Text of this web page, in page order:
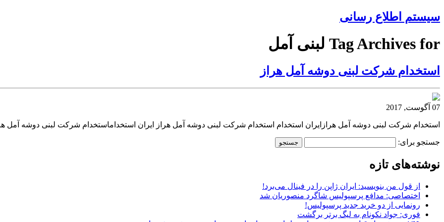
سیستم اطلاع رسانی
Tag Archives for لبنی آمل
استخدام شرکت لبنی دوشه آمل هراز
07 آگوست, 2017
استخدام شرکت لبنی دوشه آمل هرازایران استخدام استخدام شرکت لبنی دوشه آمل هراز ایران استخداماستخدام شرکت لبنی دوشه آمل
جستجو برای:
نوشته‌های تازه
از قول من بنویسید: ایران ژاپن را در فینال می‌برد!
اختصاصی: مدافع پرسپولیس شاگرد منصوریان شد
رونمایی از دو خرید جدید پرسپولیس!
فوری: جواد نکونام به لیگ برتر برگشت